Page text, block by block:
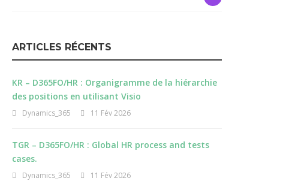
ARTICLES RÉCENTS
KR – D365FO/HR : Organigramme de la hiérarchie
des positions en utilisant Visio
Dynamics_365 11 Fév 2026
TGR – D365FO/HR : Global HR process and tests
cases.
Dynamics_365 11 Fév 2026